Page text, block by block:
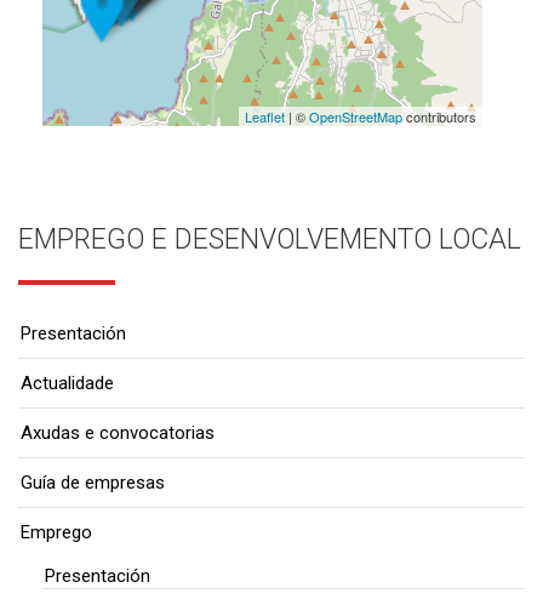
Leaflet| ©OpenStreetMapcontributors
EMPREGO E DESENVOLVEMENTO LOCAL
Presentación
Actualidade
Axudas e convocatorias
Guía de empresas
Emprego
Presentación